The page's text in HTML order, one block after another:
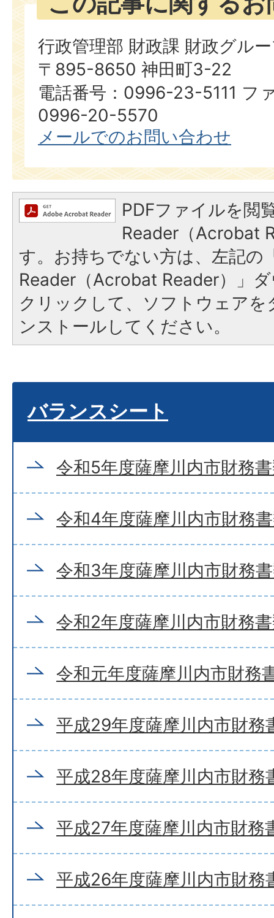
行政管理部 財政課 財政グル
〒895-8650 神田町3-22
電話番号：0996-23-5111 フ
0996-20-5570
メールでのお問い合わせ
PDFファイルを閲
Reader（Acrobat
す。お持ちでない方は、左記の
Reader（Acrobat Reader）」
クリックして、ソフトウェア
ンストールしてください。
バランスシート
令和5年度薩摩川内市財務
令和4年度薩摩川内市財務
令和3年度薩摩川内市財務
令和2年度薩摩川内市財務
令和元年度薩摩川内市財務
平成29年度薩摩川内市財務
平成28年度薩摩川内市財務
平成27年度薩摩川内市財務
平成26年度薩摩川内市財務